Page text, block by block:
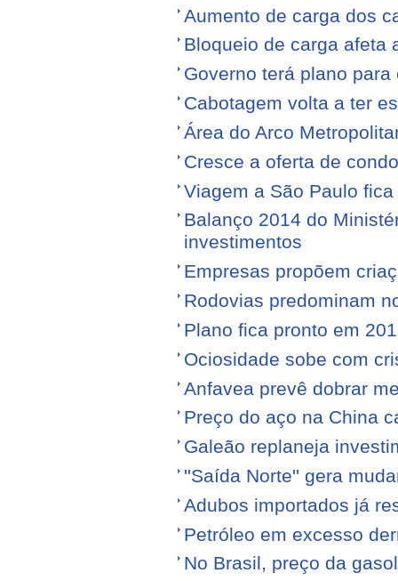
Aumento de carga dos
Bloqueio de carga afeta
Governo terá plano
Cabotagem volta a ter
Área do Arco
Cresce a oferta de
Viagem a São Paulo
Balanço 2014 do
investimentos
Empresas propõem
Rodovias predominam
Plano fica pronto em
Ociosidade sobe com
Anfavea prevê dobrar
Preço do aço na China
Galeão replaneja
''Saída Norte'' gera
Adubos importados já
Petróleo em excesso
No Brasil, preço da